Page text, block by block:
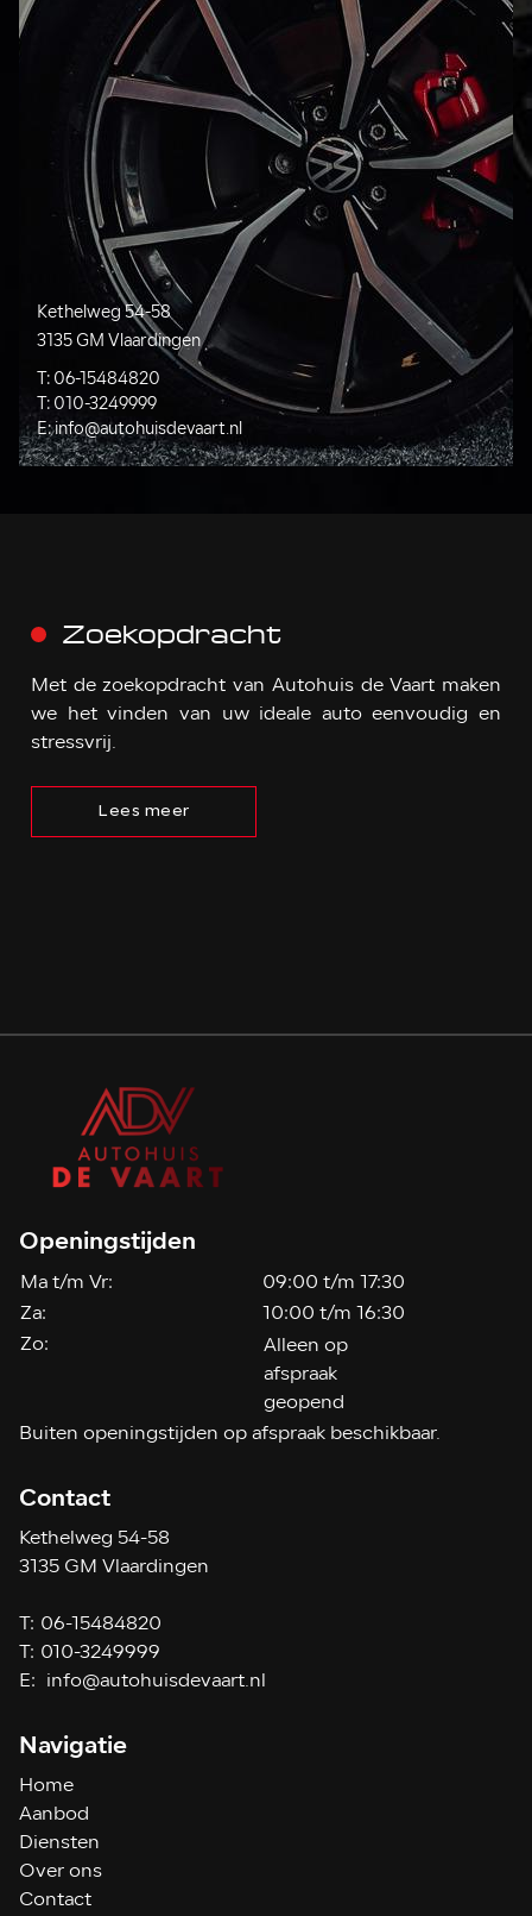
Kethelweg 54-58
3135 GM Vlaardingen
T: 06-15484820
T: 010-3249999
E:info@autohuisdevaart.nl
Zoekopdracht
Met de zoekopdracht van Autohuis de Vaart maken
we het vinden van uw ideale auto eenvoudig en
stressvrij.
Lees meer
Openingstijden
Ma t/m Vr:
09:00 t/m 17:30
Za:
10:00 t/m 16:30
Zo:
Alleen op
afspraak
geopend
Buiten openingstijden op afspraak beschikbaar.
Contact
Kethelweg 54-58
3135 GM Vlaardingen
T: 06-15484820
T: 010-3249999
E:
info@autohuisdevaart.nl
Navigatie
Home
Aanbod
Diensten
Over ons
Contact